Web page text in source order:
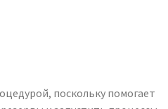
поскольку помогает